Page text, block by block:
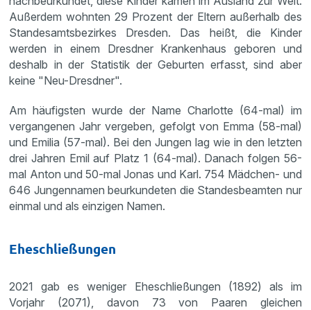
Außerdem wohnten 29 Prozent der Eltern außerhalb des
Standesamtsbezirkes Dresden. Das heißt, die Kinder
werden in einem Dresdner Krankenhaus geboren und
deshalb in der Statistik der Geburten erfasst, sind aber
keine "Neu-Dresdner".
Am häufigsten wurde der Name Charlotte (64-mal) im
vergangenen Jahr vergeben, gefolgt von Emma (58-mal)
und Emilia (57-mal). Bei den Jungen lag wie in den letzten
drei Jahren Emil auf Platz 1 (64-mal). Danach folgen 56-
mal Anton und 50-mal Jonas und Karl. 754 Mädchen- und
646 Jungennamen beurkundeten die Standesbeamten nur
einmal und als einzigen Namen.
Eheschließungen
2021 gab es weniger Eheschließungen (1892) als im
Vorjahr (2071), davon 73 von Paaren gleichen